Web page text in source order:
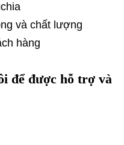
và chất lượng
hàng
để được hỗ trợ và